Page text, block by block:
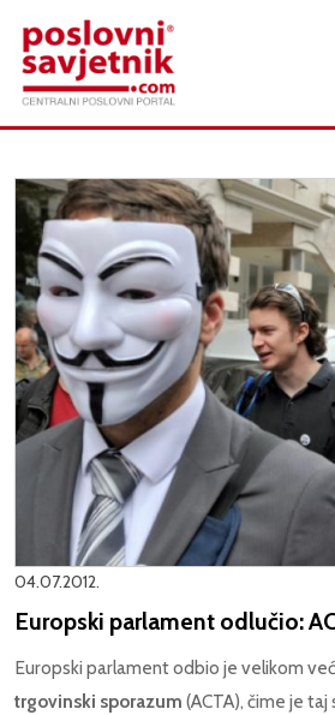
04.07.2012.
Europski parlament odlučio:
Europski parlament odbio je velikom
trgovinski sporazum (ACTA), čime je